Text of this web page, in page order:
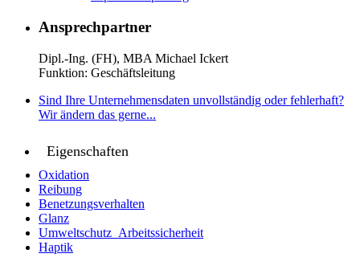
Ansprechpartner
Dipl.-Ing. (FH), MBA Michael Ickert
Funktion: Geschäftsleitung
Sind Ihre Unternehmensdaten unvollständig oder fehlerhaft?
Wir ändern das gerne...
Eigenschaften
Oxidation
Reibung
Benetzungsverhalten
Glanz
Umweltschutz_Arbeitssicherheit
Haptik